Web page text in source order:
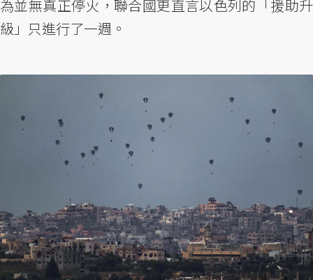
為並無真正停火，聯合國更直言以色列的「援助升
級」只進行了一週。